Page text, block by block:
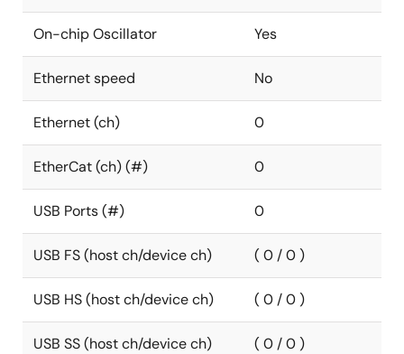
On-chip Oscillator Yes
Ethernet speed No
Ethernet (ch) 0
EtherCat (ch) (#) 0
USB Ports (#) 0
USB FS (host ch/device ch) ( 0 / 0 )
USB HS (host ch/device ch) ( 0 / 0 )
USB SS (host ch/device ch) ( 0 / 0 )